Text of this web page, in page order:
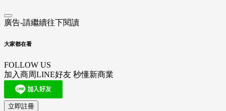
廣告-請繼續往下閱讀
大家都在看
FOLLOW US
加入商周LINE好友 秒懂新商業
立即註冊